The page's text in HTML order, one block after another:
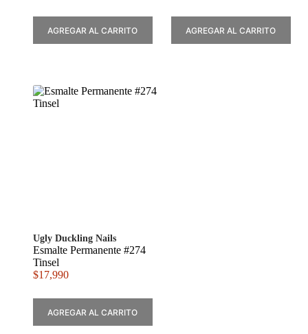
AGREGAR AL CARRITO AGREGAR AL CARRITO
Ugly Duckling Nails
Esmalte Permanente #274
Tinsel
$17,990
AGREGAR AL CARRITO